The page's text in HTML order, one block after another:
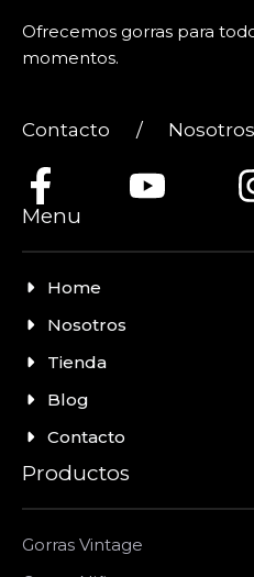
Ofrecemos gorras para
momentos.
Contacto / Nosotros
Menu
Home
Nosotros
Tienda
Blog
Contacto
Productos
Gorras Vintage